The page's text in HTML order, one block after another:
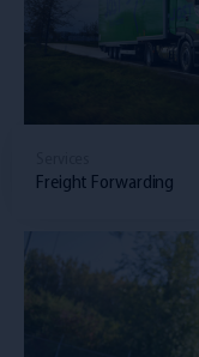
Freight Forwarding